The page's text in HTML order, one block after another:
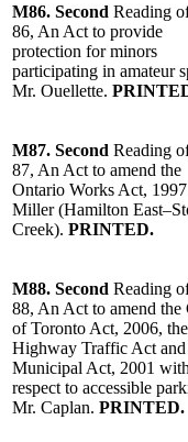
M86. Second Reading
86, An Act to provide
protection for minors
participating in amateur
Mr. Ouellette.
M87. Second Reading
87, An Act to amend the
Ontario Works Act,
Miller (Hamilton
Creek). PRINTED.
M88. Second Reading
88, An Act to amend the
of Toronto Act, 2006, the
Highway Traffic Act and
Municipal Act, 2001 with
respect to accessible
Mr. Caplan. PRINTED.